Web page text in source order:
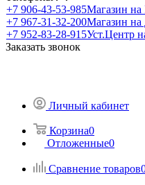
+7 906-43-53-985Магазин на
+7 967-31-32-200Магазин на
+7 952-83-28-915Уст.Центр
Заказать звонок
Личный кабинет
Корзина0
Отложенные0
Сравнение товаров